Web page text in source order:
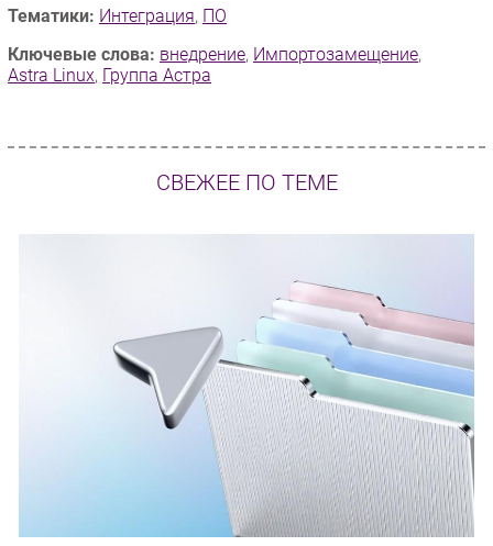
Тематики: Интеграция, ПО
Ключевые слова: внедрение, Импорто­замещение,
Astra Linux, Группа Астра
СВЕЖЕЕ ПО ТЕМЕ